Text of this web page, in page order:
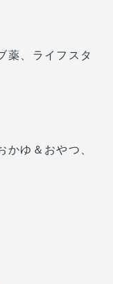
薬、ライフスタ
ゆ＆おやつ、